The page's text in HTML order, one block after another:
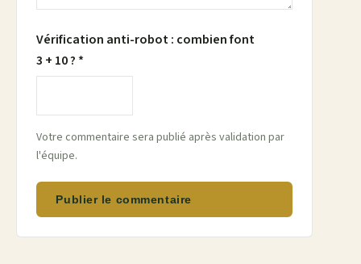
Vérification anti-robot : combien font
3 + 10 ? *
Votre commentaire sera publié après validation par
l'équipe.
Publier le commentaire